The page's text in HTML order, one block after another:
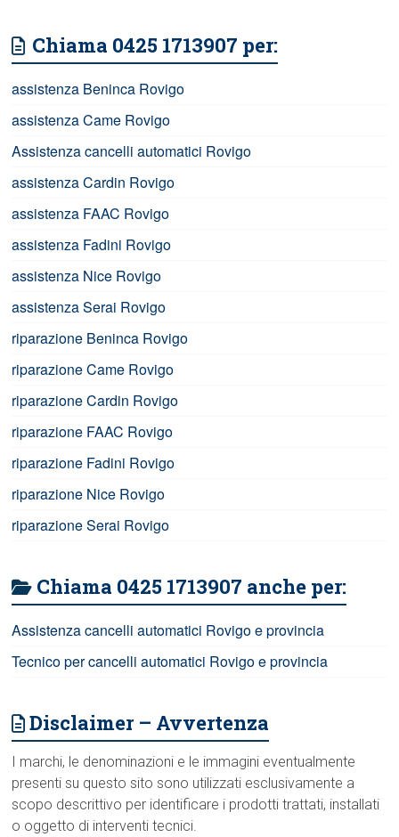
Chiama 0425 1713907 per:
assistenza Beninca Rovigo
assistenza Came Rovigo
Assistenza cancelli automatici Rovigo
assistenza Cardin Rovigo
assistenza FAAC Rovigo
assistenza Fadini Rovigo
assistenza Nice Rovigo
assistenza Serai Rovigo
riparazione Beninca Rovigo
riparazione Came Rovigo
riparazione Cardin Rovigo
riparazione FAAC Rovigo
riparazione Fadini Rovigo
riparazione Nice Rovigo
riparazione Serai Rovigo
Chiama 0425 1713907 anche per:
Assistenza cancelli automatici Rovigo e provincia
Tecnico per cancelli automatici Rovigo e provincia
Disclaimer – Avvertenza
I marchi, le denominazioni e le immagini eventualmente
presenti su questo sito sono utilizzati esclusivamente a
scopo descrittivo per identificare i prodotti trattati, installati
o oggetto di interventi tecnici.